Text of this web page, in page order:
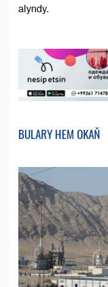
alyndy.
BULARY HEM OKAŇ